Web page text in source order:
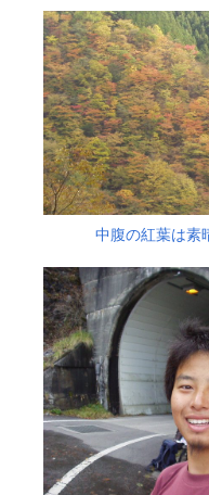
中腹の紅葉は素